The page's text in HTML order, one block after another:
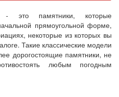
- это памятники, которые
прямоугольной форме,
некоторые из которых вы
Такие классические модели
дорогостоящие памятники, не
любым погодным